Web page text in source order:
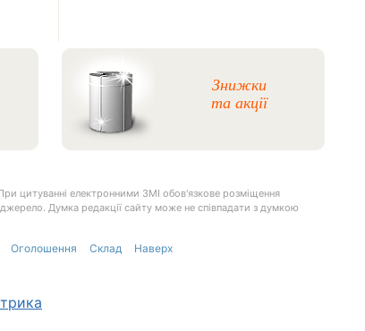
Знижки
та акції
цитуванні електронними ЗМІ обов'язкове розміщення
джерело. Думка редакції сайту може не співпадати з думкою
Оголошення Склад Наверх